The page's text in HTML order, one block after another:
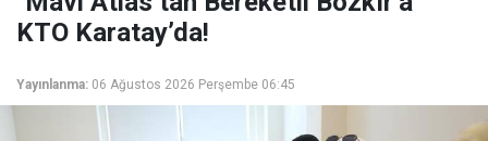
KTO Karatay’da!
Yayınlanma: 06 Ağustos 2026 Perşembe 06:45